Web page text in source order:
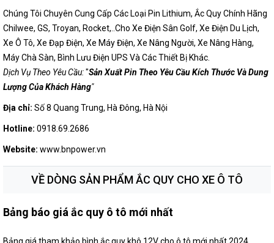
Chúng Tôi Chuyên Cung Cấp Các Loại Pin Lithium, Ắc Quy Chính Hãng
Chilwee, GS, Troyan, Rocket,..Cho Xe Điện Sân Golf, Xe Điện Du Lịch,
Xe Ô Tô, Xe Đạp Điện, Xe Máy Điện, Xe Nâng Người, Xe Nâng Hàng,
Máy Chà Sàn, Bình Lưu Điện UPS Và Các Thiết Bị Khác.
Dịch Vụ Theo Yêu Cầu:"Sản Xuất Pin Theo Yêu Cầu Kích Thước Và Dung
Lượng Của Khách Hàng"
Địa chỉ: Số 8 Quang Trung, Hà Đông, Hà Nội
Hotline: 0918.69.2686
Website: www.bnpower.vn
VỀ DÒNG SẢN PHẨMẮC QUY CHO XE Ô TÔ
Bảng báo giá ắc quy ô tô mới nhất